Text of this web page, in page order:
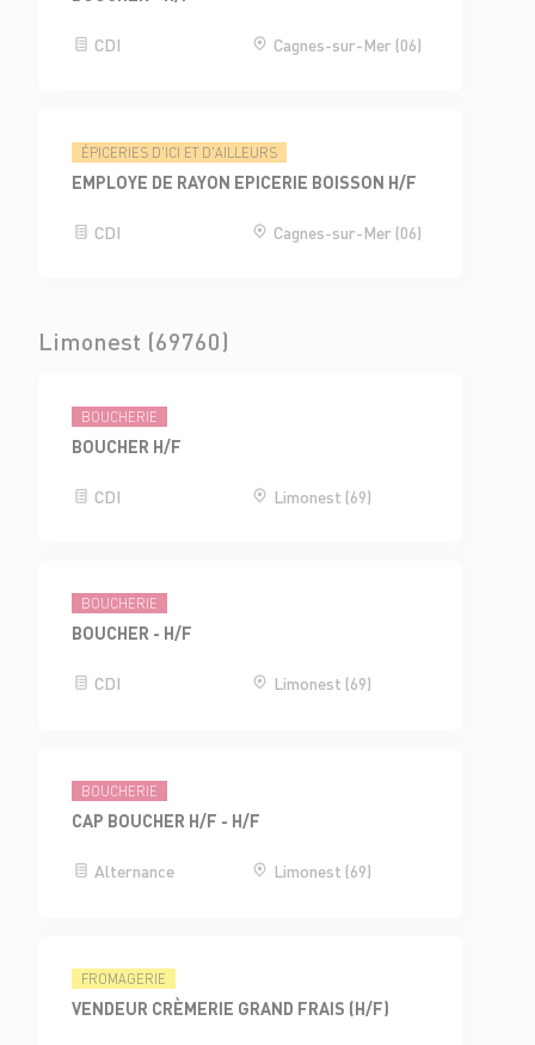
CDI Cagnes-sur-Mer (06)
ÉPICERIES D'ICI ET D'AILLEURS
EMPLOYE DE RAYON EPICERIE BOISSON H/F
CDI Cagnes-sur-Mer (06)
Limonest (69760)
BOUCHERIE
BOUCHER H/F
CDI Limonest (69)
BOUCHERIE
BOUCHER - H/F
CDI Limonest (69)
BOUCHERIE
CAP BOUCHER H/F - H/F
Alternance Limonest (69)
FROMAGERIE
VENDEUR CRÈMERIE GRAND FRAIS (H/F)